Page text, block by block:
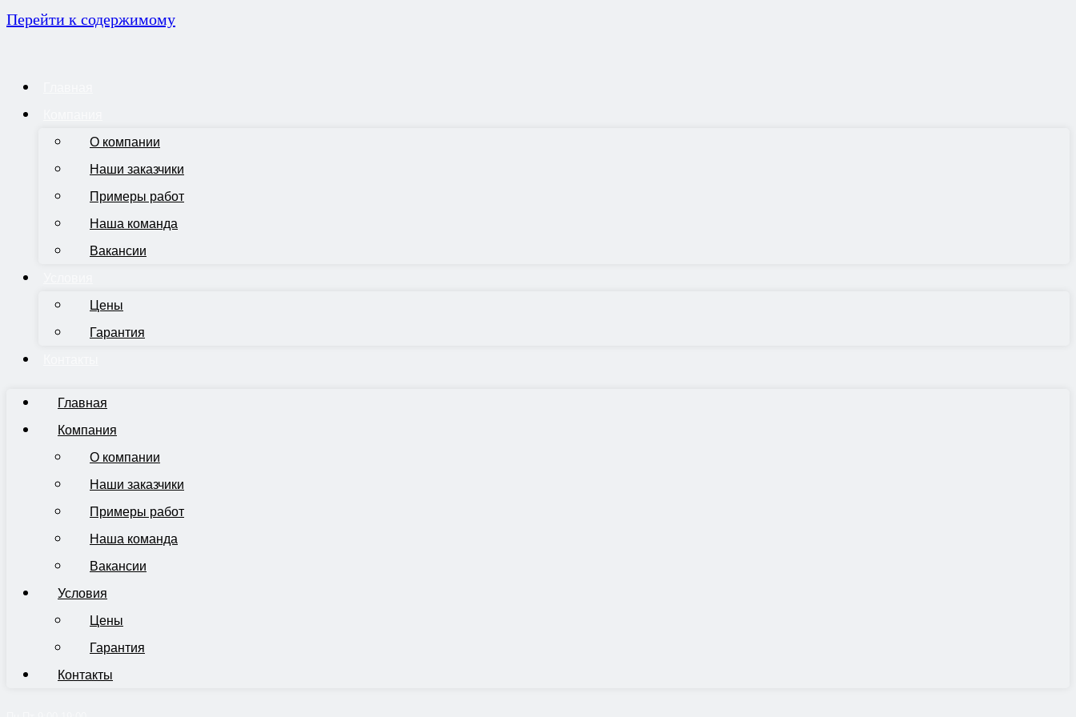
Перейти к содержимому
О компании
Наши заказчики
Примеры работ
Наша команда
Вакансии
Цены
Гарантия
Главная
Компания
О компании
Наши заказчики
Примеры работ
Наша команда
Вакансии
Условия
Цены
Гарантия
Контакты